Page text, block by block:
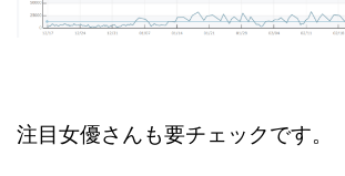
注目女優さんも要チェックです。